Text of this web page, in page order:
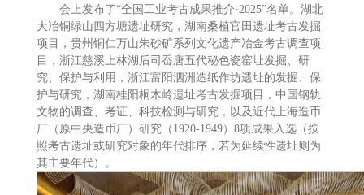
会上发布了“全国工业考古成果推介·2025”名单。湖北
大冶铜绿山四方塘遗址研究，湖南桑植官田遗址考古发掘
项目，贵州铜仁万山朱砂矿系列文化遗产冶金考古调查项
目，浙江慈溪上林湖后司岙唐五代秘色瓷窑址发掘、研
究、保护与利用，浙江富阳泗洲造纸作坊遗址的发掘、保
护与研究，湖南桂阳桐木岭遗址考古发掘项目，中国钢轨
文物的调查、考证、科技检测与研究，以及近代上海造币
厂（原中央造币厂）研究（1920-1949）8项成果入选（按
照考古遗址或研究对象的年代排序，若为延续性遗址则为
其主要年代）。